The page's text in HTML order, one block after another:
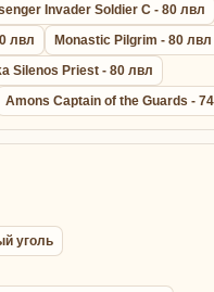
Invader Soldier C - 80 лвл
лвл
Monastic Pilgrim - 80 лвл
Silenos Priest - 80 лвл
Amons Captain of the Guards -
уголь